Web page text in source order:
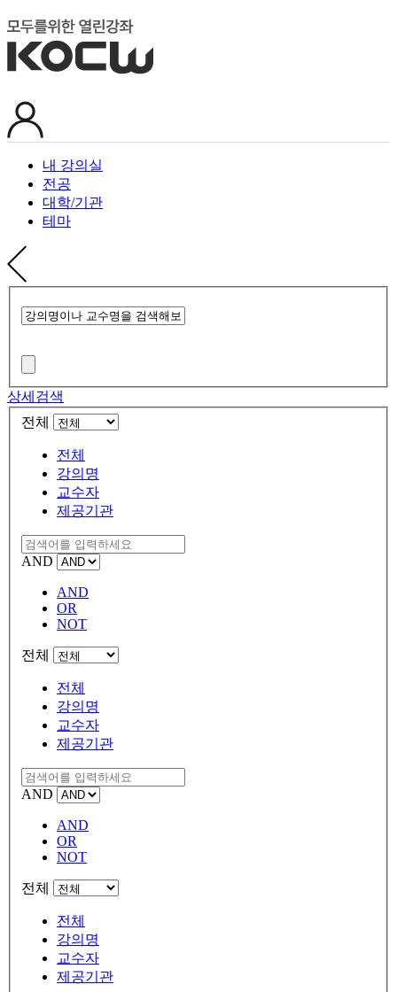
내 강의실
전공
대학/기관
테마
상세검색
전체
전체
강의명
교수자
제공기관
AND
AND
OR
NOT
전체
전체
강의명
교수자
제공기관
AND
AND
OR
NOT
전체
전체
강의명
교수자
제공기관